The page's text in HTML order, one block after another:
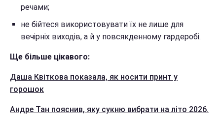
речами;
не бійтеся використовувати їх не лише для
вечірніх виходів, а й у повсякденному гардеробі.
Ще більше цікавого:
Даша Квіткова показала, як носити принт у
горошок
Андре Тан пояснив, яку сукню вибрати на літо 2026.